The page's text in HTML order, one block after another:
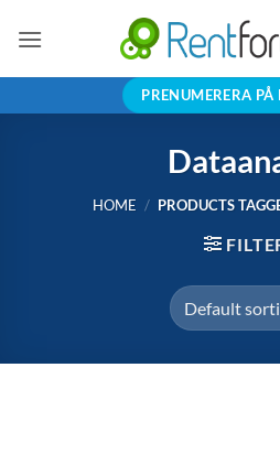
PRENUMERERA
HOME / PRODUCTS